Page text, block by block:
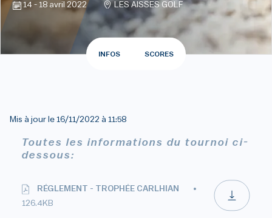
14 - 18 avril 2022 LES AISSES GOLF
INFOS SCORES
Mis à jour le 16/11/2022 à 11:58
Toutes les informations du tournoi ci-
dessous:
RÉGLEMENT - TROPHÉE CARLHIAN
126.4KB